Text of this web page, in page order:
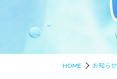
HOME お知らせ